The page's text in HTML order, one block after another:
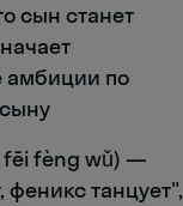
сын станет
амбиции по
fēi fèng wǔ) —
феникс танцует",